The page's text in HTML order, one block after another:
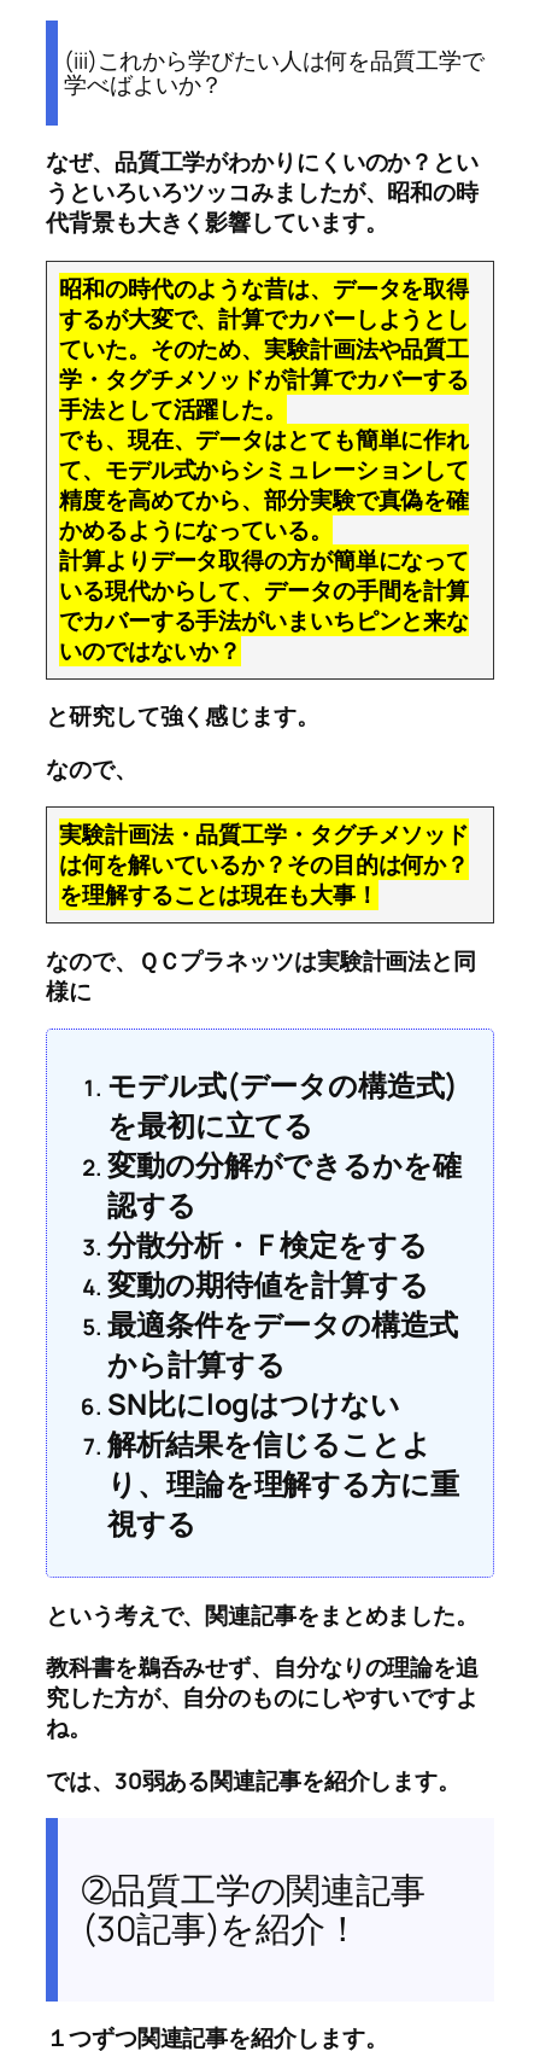
(iii)これから学びたい人は何を品質工学で
学べばよいか？
なぜ、品質工学がわかりにくいのか？とい
うといろいろツッコみましたが、昭和の時
代背景も大きく影響しています。
昭和の時代のような昔は、データを取得
するが大変で、計算でカバーしようとし
ていた。そのため、実験計画法や品質工
学・タグチメソッドが計算でカバーする
手法として活躍した。
でも、現在、データはとても簡単に作れ
て、モデル式からシミュレーションして
精度を高めてから、部分実験で真偽を確
かめるようになっている。
計算よりデータ取得の方が簡単になって
いる現代からして、データの手間を計算
でカバーする手法がいまいちピンと来な
いのではないか？
と研究して強く感じます。
なので、
実験計画法・品質工学・タグチメソッド
は何を解いているか？その目的は何か？
を理解することは現在も大事！
なので、ＱＣプラネッツは実験計画法と同
様に
モデル式(データの構造式)
を最初に立てる
変動の分解ができるかを確
認する
分散分析・Ｆ検定をする
変動の期待値を計算する
最適条件をデータの構造式
から計算する
SN比にlogはつけない
解析結果を信じることよ
り、理論を理解する方に重
視する
という考えで、関連記事をまとめました。
教科書を鵜呑みせず、自分なりの理論を追
究した方が、自分のものにしやすいですよ
ね。
では、30弱ある関連記事を紹介します。
➁品質工学の関連記事
(30記事)を紹介！
１つずつ関連記事を紹介します。